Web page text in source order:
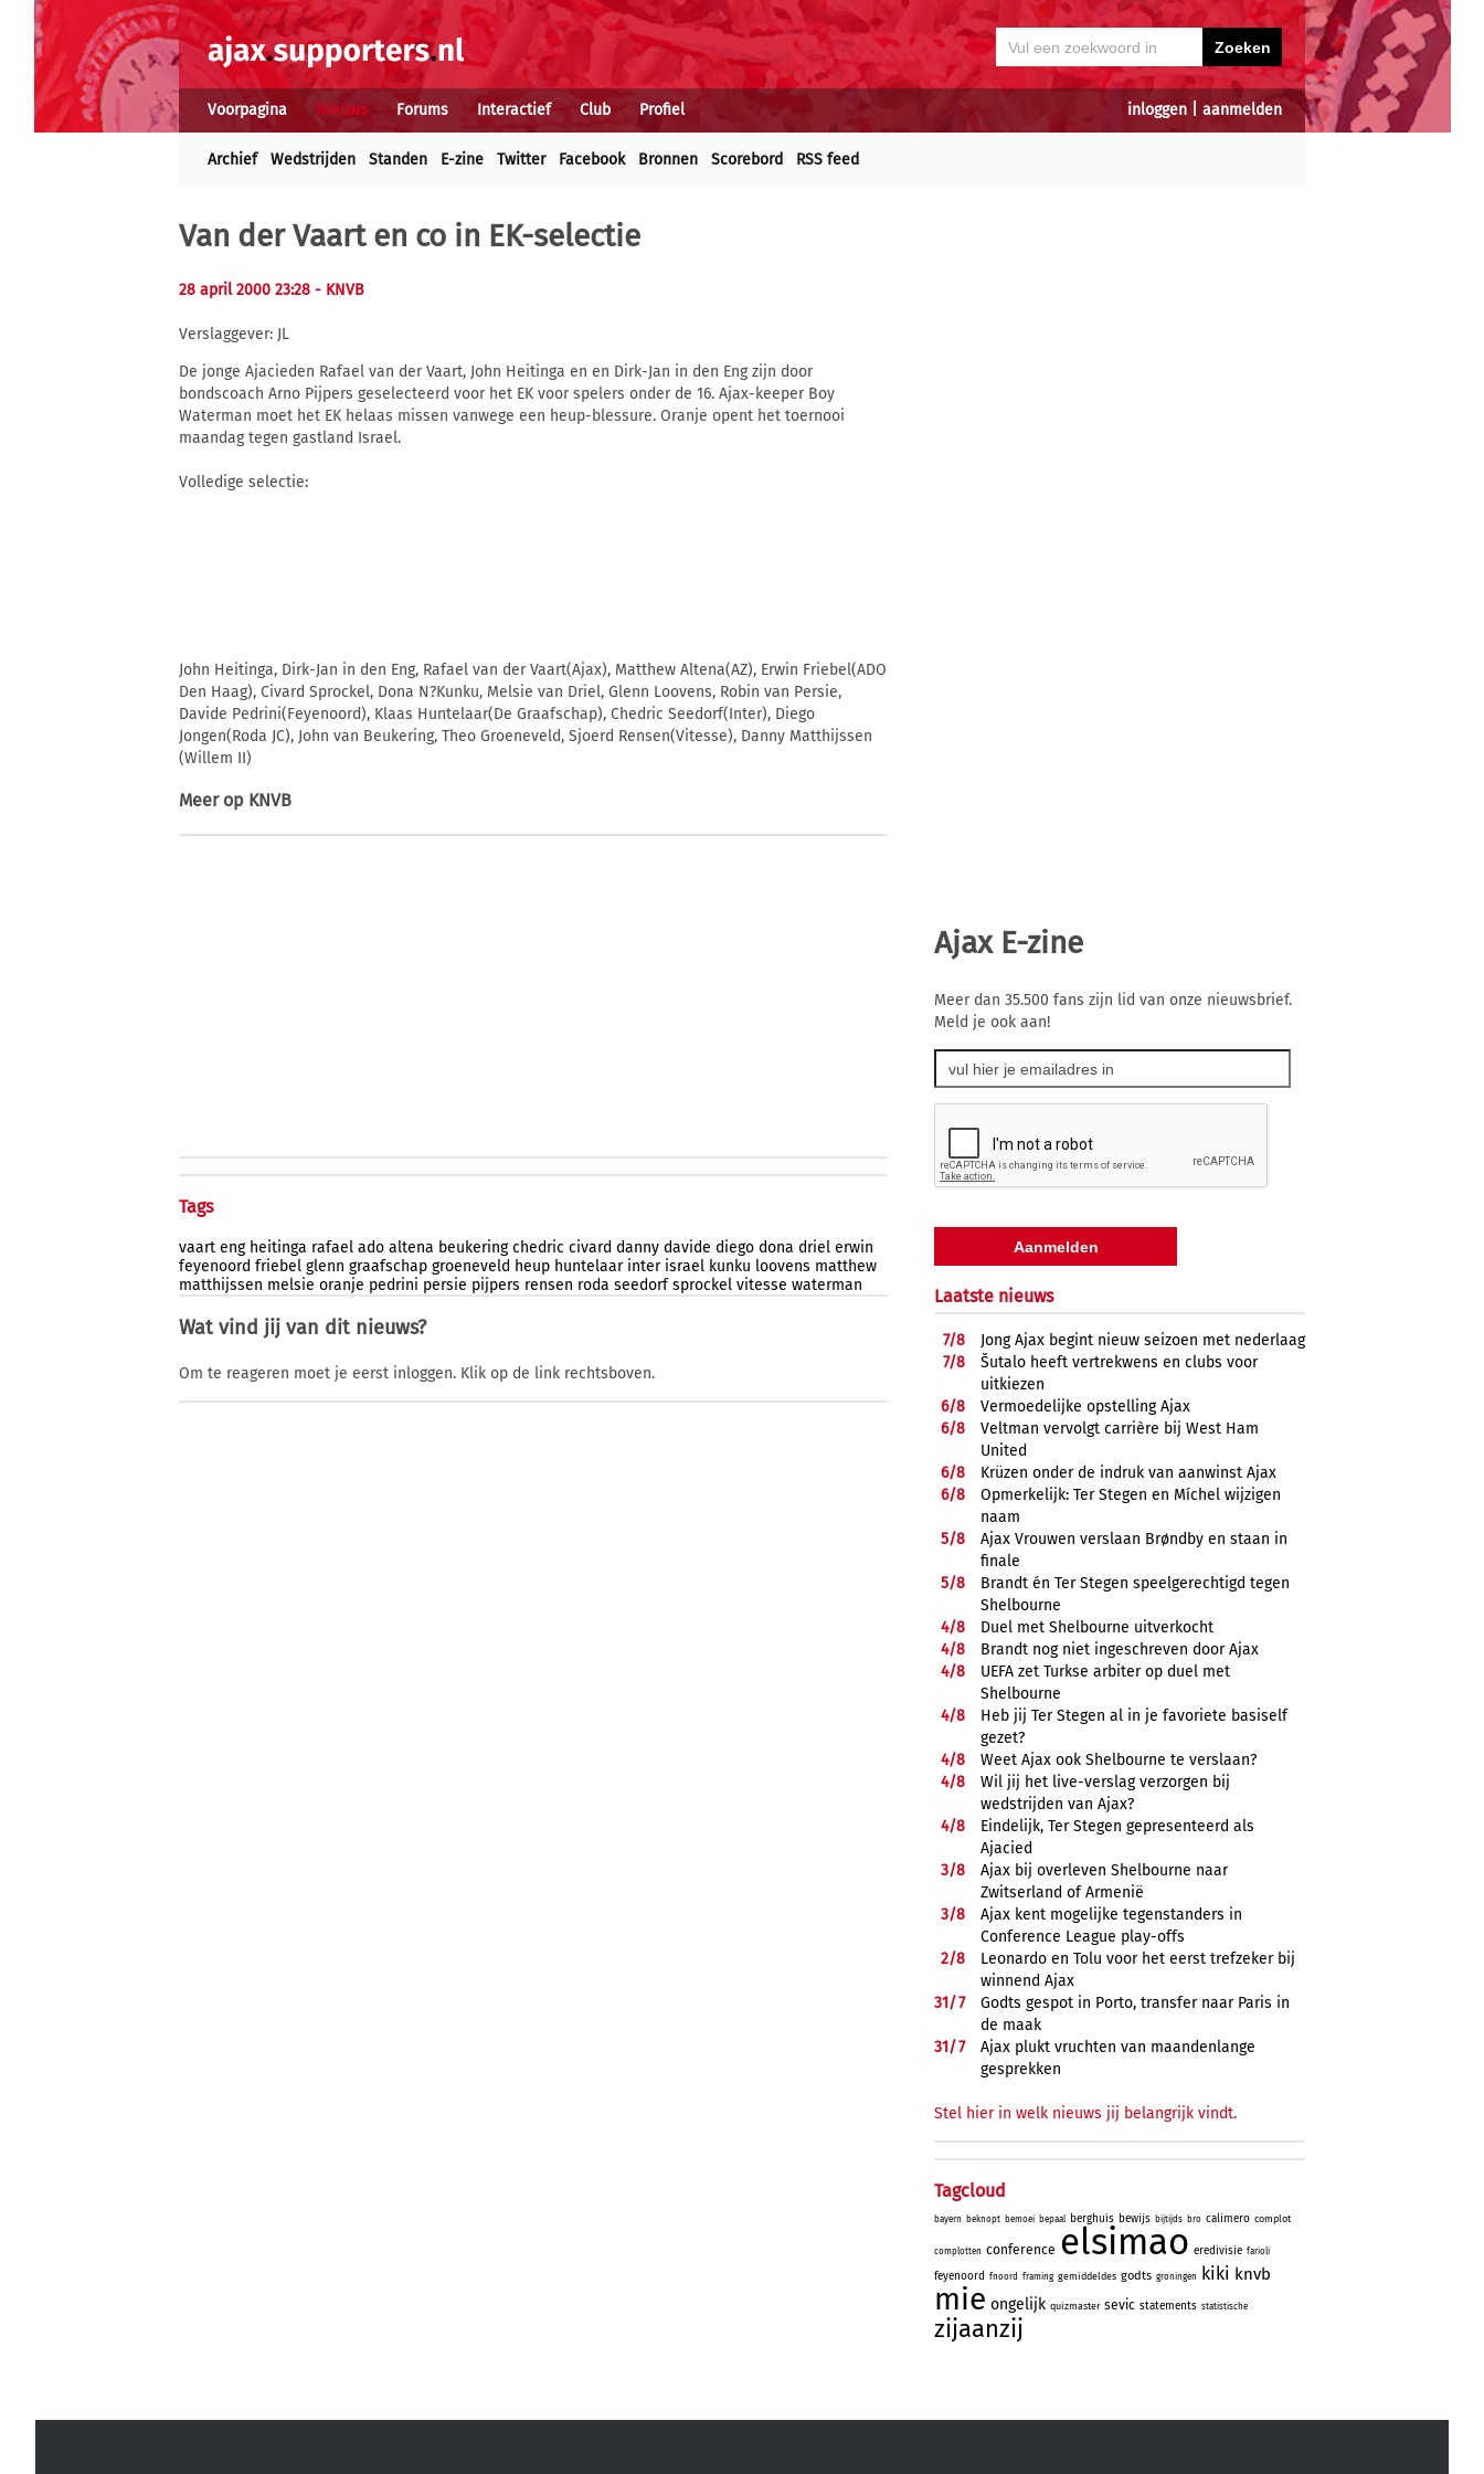
inloggen aanmelden
Voorpagina Nieuws Forums Interactief Club Profiel
Archief Wedstrijden Standen E-zine Twitter Facebook Bronnen Scorebord RSS feed
Van der Vaart en co in EK-selectie
28 april 2000 23:28 - KNVB
Verslaggever: JL
De jonge Ajacieden Rafael van der Vaart, John Heitinga en en Dirk-Jan in den Eng zijn door
bondscoach Arno Pijpers geselecteerd voor het EK voor spelers onder de 16. Ajax-keeper Boy
Waterman moet het EK helaas missen vanwege een heup-blessure. Oranje opent het toernooi
maandag tegen gastland Israel.
Volledige selectie:
John Heitinga, Dirk-Jan in den Eng, Rafael van der Vaart(Ajax), Matthew Altena(AZ), Erwin Friebel(ADO
Den Haag), Civard Sprockel, Dona N?Kunku, Melsie van Driel, Glenn Loovens, Robin van Persie,
Davide Pedrini(Feyenoord), Klaas Huntelaar(De Graafschap), Chedric Seedorf(Inter), Diego
Jongen(Roda JC), John van Beukering, Theo Groeneveld, Sjoerd Rensen(Vitesse), Danny Matthijssen
(Willem II)
Meer op KNVB
Tags
vaart eng heitinga rafael ado altena beukering chedric civard danny davide diego dona driel erwin
feyenoord friebel glenn graafschap groeneveld heup huntelaar inter israel kunku loovens matthew
matthijssen melsie oranje pedrini persie pijpers rensen roda seedorf sprockel vitesse waterman
Wat vind jij van dit nieuws?
Om te reageren moet je eerst inloggen. Klik op de link rechtsboven.
Ajax E-zine
Meer dan 35.500 fans zijn lid van onze nieuwsbrief.
Meld je ook aan!
Laatste nieuws
7/8
Jong Ajax begint nieuw seizoen met nederlaag
7/8
Šutalo heeft vertrekwens en clubs voor
uitkiezen
6/8
Vermoedelijke opstelling Ajax
6/8
Veltman vervolgt carrière bij West Ham
United
6/8
Krüzen onder de indruk van aanwinst Ajax
6/8
Opmerkelijk: Ter Stegen en Míchel wijzigen
naam
5/8
Ajax Vrouwen verslaan Brøndby en staan in
finale
5/8
Brandt én Ter Stegen speelgerechtigd tegen
Shelbourne
4/8
Duel met Shelbourne uitverkocht
4/8
Brandt nog niet ingeschreven door Ajax
4/8
UEFA zet Turkse arbiter op duel met
Shelbourne
4/8
Heb jij Ter Stegen al in je favoriete basiself
gezet?
4/8
Weet Ajax ook Shelbourne te verslaan?
4/8
Wil jij het live-verslag verzorgen bij
wedstrijden van Ajax?
4/8
Eindelijk, Ter Stegen gepresenteerd als
Ajacied
3/8
Ajax bij overleven Shelbourne naar
Zwitserland of Armenië
3/8
Ajax kent mogelijke tegenstanders in
Conference League play-offs
2/8
Leonardo en Tolu voor het eerst trefzeker bij
winnend Ajax
31/7
Godts gespot in Porto, transfer naar Paris in
de maak
31/7
Ajax plukt vruchten van maandenlange
gesprekken
Stel hier in welk nieuws jij belangrijk vindt.
Tagcloud
bayern beknopt bemoei bepaal berghuis bewijs bijtijds bro calimero complot
complotten conference elsimao eredivisie farioli
feyenoord fnoord framing gemiddeldes godts groningen kiki knvb
mie ongelijk quizmaster sevic statements statistische
zijaanzij